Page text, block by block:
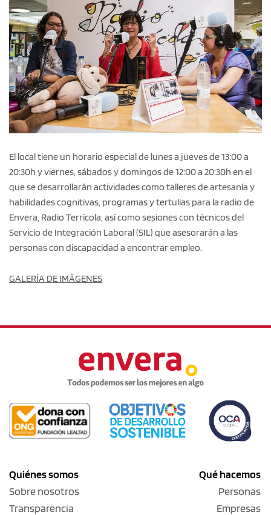
El local tiene un horario especial de lunes a jueves de 13:00 a
20:30h y viernes, sábados y domingos de 12:00 a 20:30h en el
que se desarrollarán actividades como talleres de artesanía y
habilidades cognitivas, programas y tertulias para la radio de
Envera, Radio Terrícola, así como sesiones con técnicos del
Servicio de Integración Laboral (SIL) que asesorarán a las
personas con discapacidad a encontrar empleo.
GALERÍA DE IMÁGENES
Quiénes somos
Sobre nosotros
Transparencia
Qué hacemos
Personas
Empresas